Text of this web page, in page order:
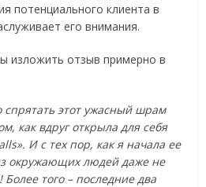
потенциального клиента в
его внимания.
изложить отзыв примерно в
спрятать этот ужасный шрам
как вдруг открыла для себя
И с тех пор, как я начала ее
окружающих людей даже не
того – последние два